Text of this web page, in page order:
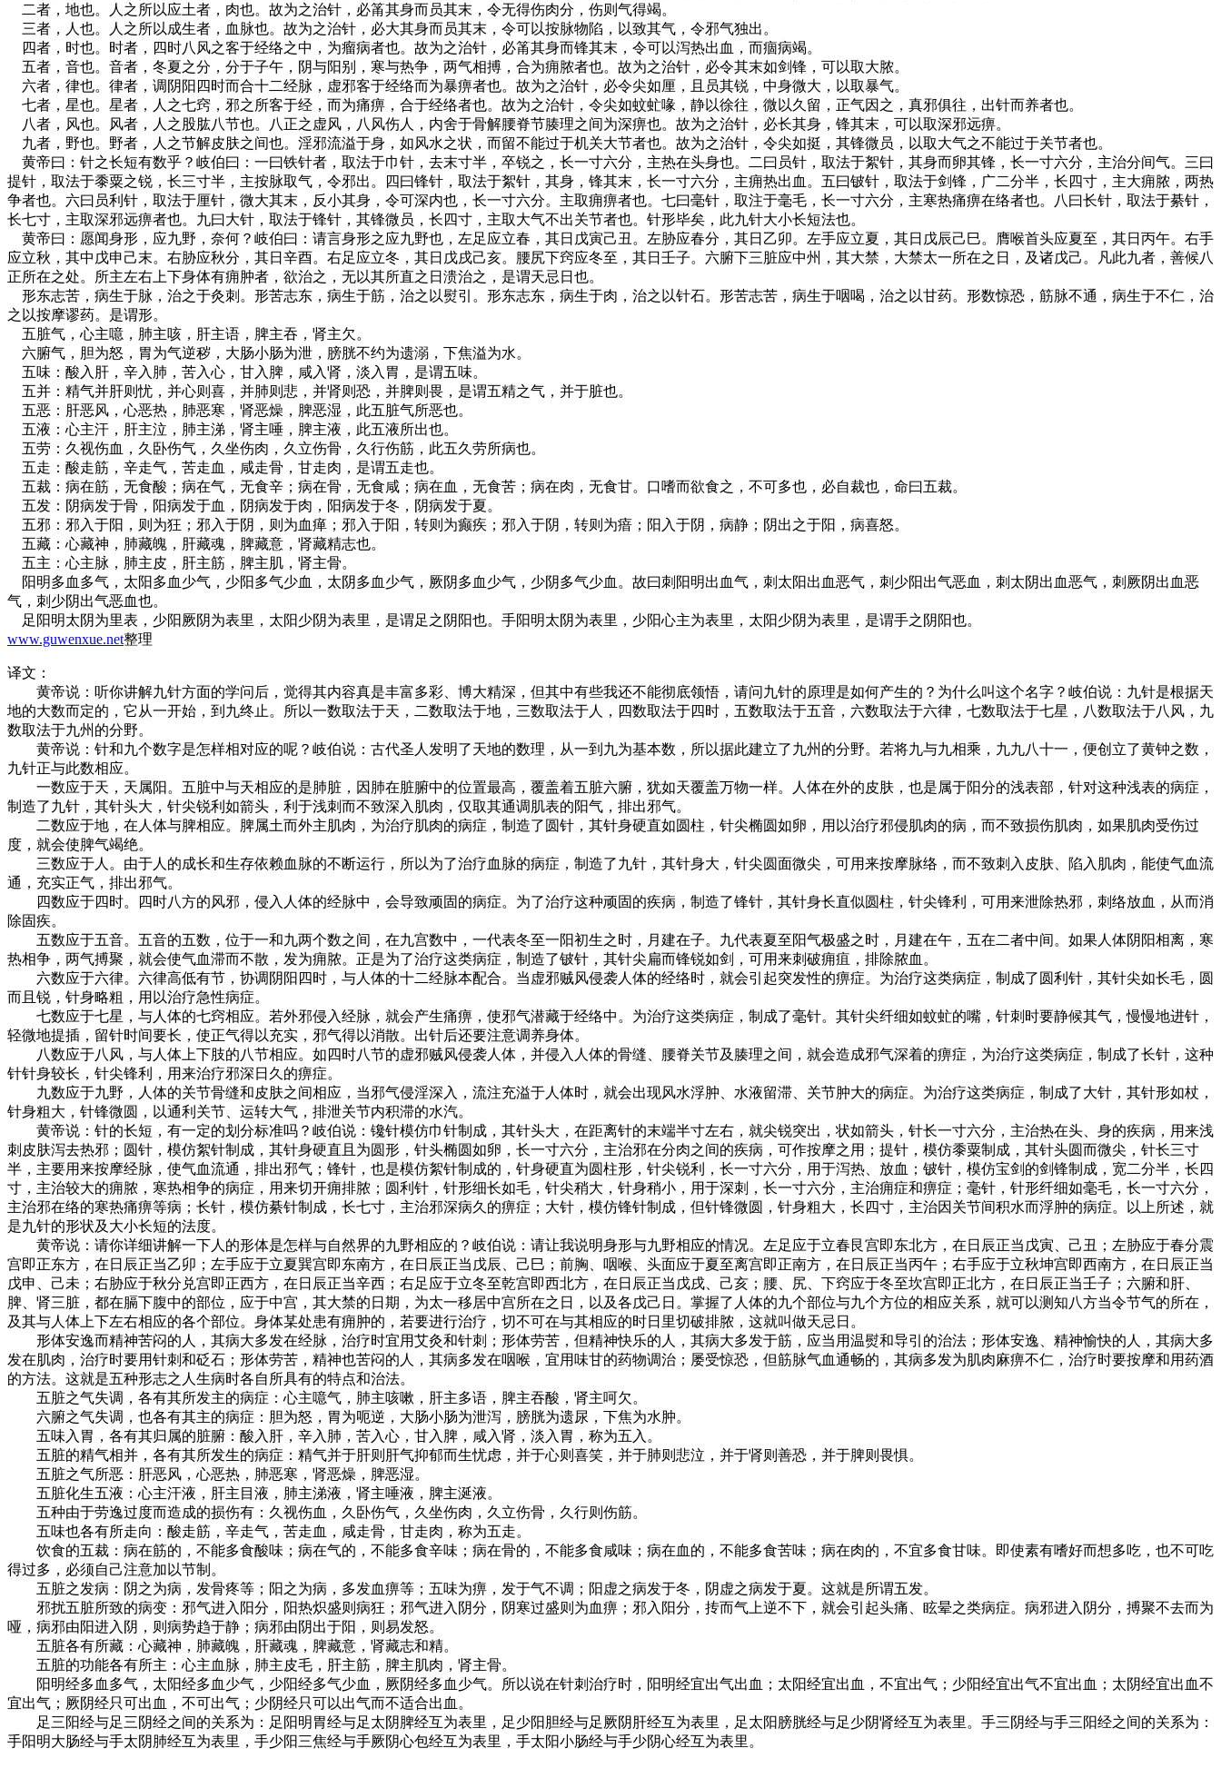
二者，地也。人之所以应土者，肉也。故为之治针，必筩其身而员其末，令无得伤肉分，伤则气得竭。
三者，人也。人之所以成生者，血脉也。故为之治针，必大其身而员其末，令可以按脉物陷，以致其气，令邪气独出。
四者，时也。时者，四时八风之客于经络之中，为瘤病者也。故为之治针，必筩其身而锋其末，令可以泻热出血，而痼病竭。
五者，音也。音者，冬夏之分，分于子午，阴与阳别，寒与热争，两气相搏，合为痈脓者也。故为之治针，必令其末如剑锋，可以取大脓。
六者，律也。律者，调阴阳四时而合十二经脉，虚邪客于经络而为暴痹者也。故为之治针，必令尖如厘，且员其锐，中身微大，以取暴气。
七者，星也。星者，人之七窍，邪之所客于经，而为痛痹，合于经络者也。故为之治针，令尖如蚊虻喙，静以徐往，微以久留，正气因之，真邪俱往，出针而养者也。
八者，风也。风者，人之股肱八节也。八正之虚风，八风伤人，内舍于骨解腰脊节腠理之间为深痹也。故为之治针，必长其身，锋其末，可以取深邪远痹。
九者，野也。野者，人之节解皮肤之间也。淫邪流溢于身，如风水之状，而留不能过于机关大节者也。故为之治针，令尖如挺，其锋微员，以取大气之不能过于关节者也。
黄帝曰：针之长短有数乎？岐伯曰：一曰铁针者，取法于巾针，去末寸半，卒锐之，长一寸六分，主热在头身也。二曰员针，取法于絮针，其身而卵其锋，长一寸六分，主治分间气。三曰
提针，取法于黍粟之锐，长三寸半，主按脉取气，令邪出。四曰锋针，取法于絮针，其身，锋其末，长一寸六分，主痈热出血。五曰铍针，取法于剑锋，广二分半，长四寸，主大痈脓，两热
争者也。六曰员利针，取法于厘针，微大其末，反小其身，令可深内也，长一寸六分。主取痈痹者也。七曰毫针，取注于毫毛，长一寸六分，主寒热痛痹在络者也。八曰长针，取法于綦针，
长七寸，主取深邪远痹者也。九曰大针，取法于锋针，其锋微员，长四寸，主取大气不出关节者也。针形毕矣，此九针大小长短法也。
黄帝曰：愿闻身形，应九野，奈何？岐伯曰：请言身形之应九野也，左足应立春，其日戊寅己丑。左胁应春分，其日乙卯。左手应立夏，其日戊辰己巳。膺喉首头应夏至，其日丙午。右手
应立秋，其中戊申己末。右胁应秋分，其日辛酉。右足应立冬，其日戊戌己亥。腰尻下窍应冬至，其日壬子。六腑下三脏应中州，其大禁，大禁太一所在之日，及诸戊己。凡此九者，善候八
正所在之处。所主左右上下身体有痈肿者，欲治之，无以其所直之日溃治之，是谓天忌日也。
形东志苦，病生于脉，治之于灸刺。形苦志东，病生于筋，治之以熨引。形东志东，病生于肉，治之以针石。形苦志苦，病生于咽喝，治之以甘药。形数惊恐，筋脉不通，病生于不仁，治
之以按摩谬药。是谓形。
五脏气，心主噫，肺主咳，肝主语，脾主吞，肾主欠。
六腑气，胆为怒，胃为气逆秽，大肠小肠为泄，膀胱不约为遗溺，下焦溢为水。
五味：酸入肝，辛入肺，苦入心，甘入脾，咸入肾，淡入胃，是谓五味。
五并：精气并肝则忧，并心则喜，并肺则悲，并肾则恐，并脾则畏，是谓五精之气，并于脏也。
五恶：肝恶风，心恶热，肺恶寒，肾恶燥，脾恶湿，此五脏气所恶也。
五液：心主汗，肝主泣，肺主涕，肾主唾，脾主液，此五液所出也。
五劳：久视伤血，久卧伤气，久坐伤肉，久立伤骨，久行伤筋，此五久劳所病也。
五走：酸走筋，辛走气，苦走血，咸走骨，甘走肉，是谓五走也。
五裁：病在筋，无食酸；病在气，无食辛；病在骨，无食咸；病在血，无食苦；病在肉，无食甘。口嗜而欲食之，不可多也，必自裁也，命曰五裁。
五发：阴病发于骨，阳病发于血，阴病发于肉，阳病发于冬，阴病发于夏。
五邪：邪入于阳，则为狂；邪入于阴，则为血瘅；邪入于阳，转则为癫疾；邪入于阴，转则为瘖；阳入于阴，病静；阴出之于阳，病喜怒。
五藏：心藏神，肺藏魄，肝藏魂，脾藏意，肾藏精志也。
五主：心主脉，肺主皮，肝主筋，脾主肌，肾主骨。
阳明多血多气，太阳多血少气，少阳多气少血，太阴多血少气，厥阴多血少气，少阴多气少血。故曰刺阳明出血气，刺太阳出血恶气，刺少阳出气恶血，刺太阴出血恶气，刺厥阴出血恶
气，刺少阴出气恶血也。
足阳明太阴为里表，少阳厥阴为表里，太阳少阴为表里，是谓足之阴阳也。手阳明太阴为表里，少阳心主为表里，太阳少阴为表里，是谓手之阴阳也。
www.guwenxue.net整理
译文：
黄帝说：听你讲解九针方面的学问后，觉得其内容真是丰富多彩、博大精深，但其中有些我还不能彻底领悟，请问九针的原理是如何产生的？为什么叫这个名字？岐伯说：九针是根据天
地的大数而定的，它从一开始，到九终止。所以一数取法于天，二数取法于地，三数取法于人，四数取法于四时，五数取法于五音，六数取法于六律，七数取法于七星，八数取法于八风，九
数取法于九州的分野。
黄帝说：针和九个数字是怎样相对应的呢？岐伯说：古代圣人发明了天地的数理，从一到九为基本数，所以据此建立了九州的分野。若将九与九相乘，九九八十一，便创立了黄钟之数，
九针正与此数相应。
一数应于天，天属阳。五脏中与天相应的是肺脏，因肺在脏腑中的位置最高，覆盖着五脏六腑，犹如天覆盖万物一样。人体在外的皮肤，也是属于阳分的浅表部，针对这种浅表的病症，
制造了九针，其针头大，针尖锐利如箭头，利于浅刺而不致深入肌肉，仅取其通调肌表的阳气，排出邪气。
二数应于地，在人体与脾相应。脾属土而外主肌肉，为治疗肌肉的病症，制造了圆针，其针身硬直如圆柱，针尖椭圆如卵，用以治疗邪侵肌肉的病，而不致损伤肌肉，如果肌肉受伤过
度，就会使脾气竭绝。
三数应于人。由于人的成长和生存依赖血脉的不断运行，所以为了治疗血脉的病症，制造了九针，其针身大，针尖圆面微尖，可用来按摩脉络，而不致刺入皮肤、陷入肌肉，能使气血流
通，充实正气，排出邪气。
四数应于四时。四时八方的风邪，侵入人体的经脉中，会导致顽固的病症。为了治疗这种顽固的疾病，制造了锋针，其针身长直似圆柱，针尖锋利，可用来泄除热邪，刺络放血，从而消
除固疾。
五数应于五音。五音的五数，位于一和九两个数之间，在九宫数中，一代表冬至一阳初生之时，月建在子。九代表夏至阳气极盛之时，月建在午，五在二者中间。如果人体阴阳相离，寒
热相争，两气搏聚，就会使气血滞而不散，发为痈脓。正是为了治疗这类病症，制造了铍针，其针尖扁而锋锐如剑，可用来刺破痈疽，排除脓血。
六数应于六律。六律高低有节，协调阴阳四时，与人体的十二经脉本配合。当虚邪贼风侵袭人体的经络时，就会引起突发性的痹症。为治疗这类病症，制成了圆利针，其针尖如长毛，圆
而且锐，针身略粗，用以治疗急性病症。
七数应于七星，与人体的七窍相应。若外邪侵入经脉，就会产生痛痹，使邪气潜藏于经络中。为治疗这类病症，制成了毫针。其针尖纤细如蚊虻的嘴，针刺时要静候其气，慢慢地进针，
轻微地提插，留针时间要长，使正气得以充实，邪气得以消散。出针后还要注意调养身体。
八数应于八风，与人体上下肢的八节相应。如四时八节的虚邪贼风侵袭人体，并侵入人体的骨缝、腰脊关节及腠理之间，就会造成邪气深着的痹症，为治疗这类病症，制成了长针，这种
针针身较长，针尖锋利，用来治疗邪深日久的痹症。
九数应于九野，人体的关节骨缝和皮肤之间相应，当邪气侵淫深入，流注充溢于人体时，就会出现风水浮肿、水液留滞、关节肿大的病症。为治疗这类病症，制成了大针，其针形如杖，
针身粗大，针锋微圆，以通利关节、运转大气，排泄关节内积滞的水汽。
黄帝说：针的长短，有一定的划分标准吗？岐伯说：镵针模仿巾针制成，其针头大，在距离针的末端半寸左右，就尖锐突出，状如箭头，针长一寸六分，主治热在头、身的疾病，用来浅
刺皮肤泻去热邪；圆针，模仿絮针制成，其针身硬直且为圆形，针头椭圆如卵，长一寸六分，主治邪在分肉之间的疾病，可作按摩之用；提针，模仿黍粟制成，其针头圆而微尖，针长三寸
半，主要用来按摩经脉，使气血流通，排出邪气；锋针，也是模仿絮针制成的，针身硬直为圆柱形，针尖锐利，长一寸六分，用于泻热、放血；铍针，模仿宝剑的剑锋制成，宽二分半，长四
寸，主治较大的痈脓，寒热相争的病症，用来切开痈排脓；圆利针，针形细长如毛，针尖稍大，针身稍小，用于深刺，长一寸六分，主治痈症和痹症；毫针，针形纤细如毫毛，长一寸六分，
主治邪在络的寒热痛痹等病；长针，模仿綦针制成，长七寸，主治邪深病久的痹症；大针，模仿锋针制成，但针锋微圆，针身粗大，长四寸，主治因关节间积水而浮肿的病症。以上所述，就
是九针的形状及大小长短的法度。
黄帝说：请你详细讲解一下人的形体是怎样与自然界的九野相应的？岐伯说：请让我说明身形与九野相应的情况。左足应于立春艮宫即东北方，在日辰正当戊寅、己丑；左胁应于春分震
宫即正东方，在日辰正当乙卯；左手应于立夏巽宫即东南方，在日辰正当戊辰、己巳；前胸、咽喉、头面应于夏至离宫即正南方，在日辰正当丙午；右手应于立秋坤宫即西南方，在日辰正当
戊申、己未；右胁应于秋分兑宫即正西方，在日辰正当辛西；右足应于立冬至乾宫即西北方，在日辰正当戊戌、己亥；腰、尻、下窍应于冬至坎宫即正北方，在日辰正当壬子；六腑和肝、
脾、肾三脏，都在膈下腹中的部位，应于中宫，其大禁的日期，为太一移居中宫所在之日，以及各戊己日。掌握了人体的九个部位与九个方位的相应关系，就可以测知八方当令节气的所在，
及其与人体上下左右相应的各个部位。身体某处患有痈肿的，若要进行治疗，切不可在与其相应的时日里切破排脓，这就叫做天忌日。
形体安逸而精神苦闷的人，其病大多发在经脉，治疗时宜用艾灸和针刺；形体劳苦，但精神快乐的人，其病大多发于筋，应当用温熨和导引的治法；形体安逸、精神愉快的人，其病大多
发在肌肉，治疗时要用针刺和砭石；形体劳苦，精神也苦闷的人，其病多发在咽喉，宜用味甘的药物调治；屡受惊恐，但筋脉气血通畅的，其病多发为肌肉麻痹不仁，治疗时要按摩和用药酒
的方法。这就是五种形志之人生病时各自所具有的特点和治法。
五脏之气失调，各有其所发主的病症：心主噫气，肺主咳嗽，肝主多语，脾主吞酸，肾主呵欠。
六腑之气失调，也各有其主的病症：胆为怒，胃为呃逆，大肠小肠为泄泻，膀胱为遗尿，下焦为水肿。
五味入胃，各有其归属的脏腑：酸入肝，辛入肺，苦入心，甘入脾，咸入肾，淡入胃，称为五入。
五脏的精气相并，各有其所发生的病症：精气并于肝则肝气抑郁而生忧虑，并于心则喜笑，并于肺则悲泣，并于肾则善恐，并于脾则畏惧。
五脏之气所恶：肝恶风，心恶热，肺恶寒，肾恶燥，脾恶湿。
五脏化生五液：心主汗液，肝主目液，肺主涕液，肾主唾液，脾主涎液。
五种由于劳逸过度而造成的损伤有：久视伤血，久卧伤气，久坐伤肉，久立伤骨，久行则伤筋。
五味也各有所走向：酸走筋，辛走气，苦走血，咸走骨，甘走肉，称为五走。
饮食的五裁：病在筋的，不能多食酸味；病在气的，不能多食辛味；病在骨的，不能多食咸味；病在血的，不能多食苦味；病在肉的，不宜多食甘味。即使素有嗜好而想多吃，也不可吃
得过多，必须自己注意加以节制。
五脏之发病：阴之为病，发骨疼等；阳之为病，多发血痹等；五味为痹，发于气不调；阳虚之病发于冬，阴虚之病发于夏。这就是所谓五发。
邪扰五脏所致的病变：邪气进入阳分，阳热炽盛则病狂；邪气进入阴分，阴寒过盛则为血痹；邪入阳分，抟而气上逆不下，就会引起头痛、眩晕之类病症。病邪进入阴分，搏聚不去而为
哑，病邪由阳进入阴，则病势趋于静；病邪由阴出于阳，则易发怒。
五脏各有所藏：心藏神，肺藏魄，肝藏魂，脾藏意，肾藏志和精。
五脏的功能各有所主：心主血脉，肺主皮毛，肝主筋，脾主肌肉，肾主骨。
阳明经多血多气，太阳经多血少气，少阳经多气少血，厥阴经多血少气。所以说在针刺治疗时，阳明经宜出气出血；太阳经宜出血，不宜出气；少阳经宜出气不宜出血；太阴经宜出血不
宜出气；厥阴经只可出血，不可出气；少阴经只可以出气而不适合出血。
足三阳经与足三阴经之间的关系为：足阳明胃经与足太阴脾经互为表里，足少阳胆经与足厥阴肝经互为表里，足太阳膀胱经与足少阴肾经互为表里。手三阴经与手三阳经之间的关系为：
手阳明大肠经与手太阴肺经互为表里，手少阳三焦经与手厥阴心包经互为表里，手太阳小肠经与手少阴心经互为表里。